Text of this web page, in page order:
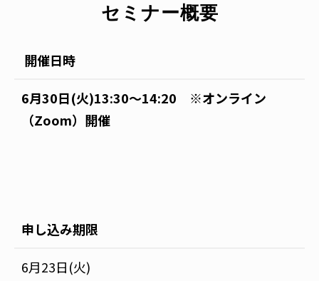
セミナー概要
開催日時
6月30日(火)13:30～14:20 ※オンライン
（Zoom）開催
申し込み期限
6月23日(火)